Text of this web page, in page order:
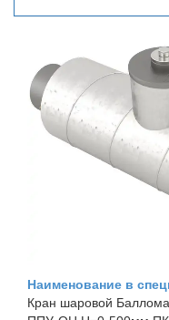
Наименование в
Кран шаровой